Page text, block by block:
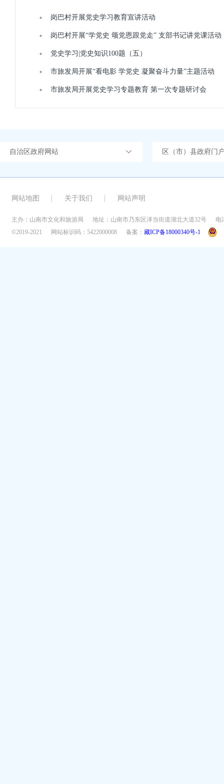
岗巴村开展党史学习教育宣讲活动
岗巴村开展“学党史 颂党恩跟党走” 支部书记讲党课活动
党史学习|党史知识100题（五）
市旅发局开展“看电影 学党史 凝聚奋斗力量”主题活动
市旅发局开展党史学习专题教育 第一次专题研讨会
自治区政府网站 区（市）县政府门
网站地图 关于我们 网站声明
主办：山南市文化和旅游局 地址：山南市乃东区泽当街道湖北大道32号
电
©2019-2021
网站标识码：5422000008 备案： 藏ICP备18000340号-1